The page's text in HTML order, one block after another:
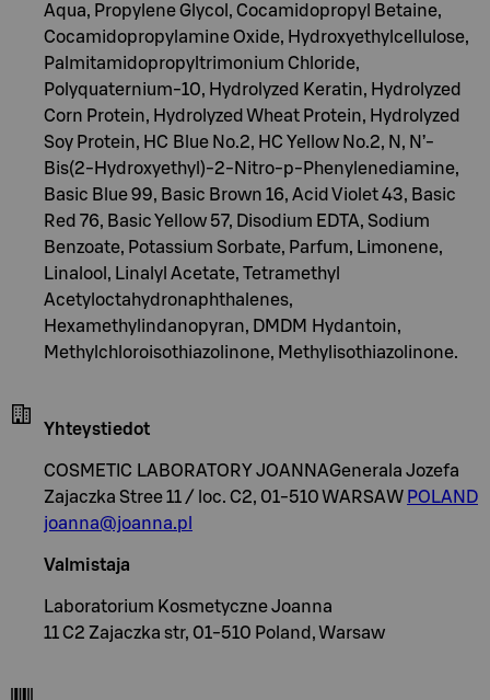
Aqua, Propylene Glycol, Cocamidopropyl Betaine,
Cocamidopropylamine Oxide, Hydroxyethylcellulose,
Palmitamidopropyltrimonium Chloride,
Polyquaternium-10, Hydrolyzed Keratin, Hydrolyzed
Corn Protein, Hydrolyzed Wheat Protein, Hydrolyzed
Soy Protein, HC Blue No.2, HC Yellow No.2, N, N’-
Bis(2-Hydroxyethyl)-2-Nitro-p-Phenylenediamine,
Basic Blue 99, Basic Brown 16, Acid Violet 43, Basic
Red 76, Basic Yellow 57, Disodium EDTA, Sodium
Benzoate, Potassium Sorbate, Parfum, Limonene,
Linalool, Linalyl Acetate, Tetramethyl
Acetyloctahydronaphthalenes,
Hexamethylindanopyran, DMDM Hydantoin,
Methylchloroisothiazolinone, Methylisothiazolinone.
Yhteystiedot
COSMETIC LABORATORY JOANNAGenerala Jozefa
Zajaczka Stree 11 / loc. C2, 01-510 WARSAW POLAND
joanna@joanna.pl
Valmistaja
Laboratorium Kosmetyczne Joanna
11 C2 Zajaczka str, 01-510 Poland, Warsaw